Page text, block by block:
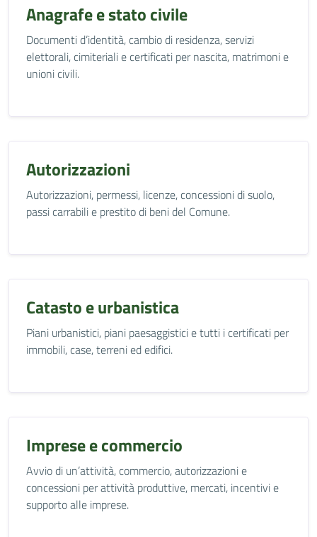
Anagrafe e stato civile
Documenti d’identità, cambio di residenza, servizi
elettorali, cimiteriali e certificati per nascita, matrimoni e
unioni civili.
Autorizzazioni
Autorizzazioni, permessi, licenze, concessioni di suolo,
passi carrabili e prestito di beni del Comune.
Catasto e urbanistica
Piani urbanistici, piani paesaggistici e tutti i certificati per
immobili, case, terreni ed edifici.
Imprese e commercio
Avvio di un’attività, commercio, autorizzazioni e
concessioni per attività produttive, mercati, incentivi e
supporto alle imprese.